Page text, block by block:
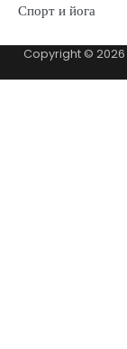
Спорт и йога
Copyright © 2026